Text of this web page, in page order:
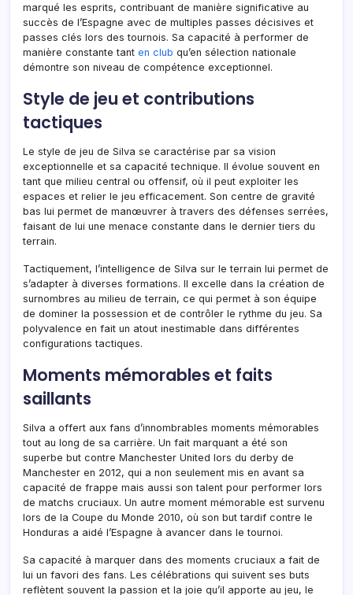
marqué les esprits, contribuant de manière significative au
succès de l’Espagne avec de multiples passes décisives et
passes clés lors des tournois. Sa capacité à performer de
manière constante tant en club qu’en sélection nationale
démontre son niveau de compétence exceptionnel.
Style de jeu et contributions
tactiques
Le style de jeu de Silva se caractérise par sa vision
exceptionnelle et sa capacité technique. Il évolue souvent en
tant que milieu central ou offensif, où il peut exploiter les
espaces et relier le jeu efficacement. Son centre de gravité
bas lui permet de manœuvrer à travers des défenses serrées,
faisant de lui une menace constante dans le dernier tiers du
terrain.
Tactiquement, l’intelligence de Silva sur le terrain lui permet de
s’adapter à diverses formations. Il excelle dans la création de
surnombres au milieu de terrain, ce qui permet à son équipe
de dominer la possession et de contrôler le rythme du jeu. Sa
polyvalence en fait un atout inestimable dans différentes
configurations tactiques.
Moments mémorables et faits
saillants
Silva a offert aux fans d’innombrables moments mémorables
tout au long de sa carrière. Un fait marquant a été son
superbe but contre Manchester United lors du derby de
Manchester en 2012, qui a non seulement mis en avant sa
capacité de frappe mais aussi son talent pour performer lors
de matchs cruciaux. Un autre moment mémorable est survenu
lors de la Coupe du Monde 2010, où son but tardif contre le
Honduras a aidé l’Espagne à avancer dans le tournoi.
Sa capacité à marquer dans des moments cruciaux a fait de
lui un favori des fans. Les célébrations qui suivent ses buts
reflètent souvent la passion et la joie qu’il apporte au jeu, le